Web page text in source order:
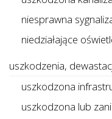
niesprawna
niedziałające
uszkodzenia,
uszkodzona
uszkodzona lub